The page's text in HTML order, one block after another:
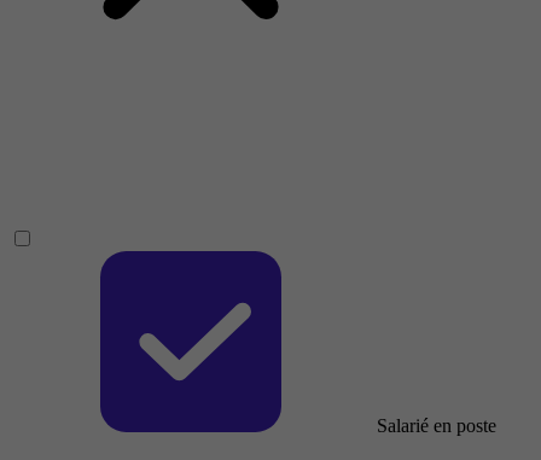
Salarié en poste